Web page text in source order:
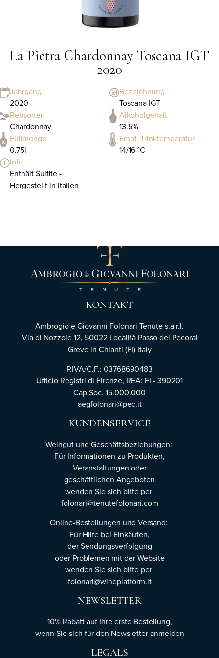
La Pietra Chardonnay Toscana IGT
2020
Jahrgang
2020
Bezeichnung
Toscana IGT
Rebsorten
Chardonnay
Alkoholgehalt
13.5%
Füllmenge
0.75l
Empf. Trinktemperatur
14/16 °C
Info
Enthält Sulfite -
Hergestellt in Italien
KONTAKT
Ambrogio e Giovanni Folonari Tenute s.a.r.l.
Via di Nozzole 12, 50022 Località Passo dei Pecorai
Greve in Chianti (FI) Italy
P.IVA/C.F.: 03768690483
Ufficio Registri di Firenze, REA: FI - 390201
Cap.Soc. 15.000.000
aegfolonari@pec.it
KUNDENSERVICE
Weingut und Geschäftsbeziehungen:
Für Informationen zu Produkten,
Veranstaltungen oder
geschäftlichen Angeboten
wenden Sie sich bitte per:
folonari@tenutefolonari.com
Online-Bestellungen und Versand:
Für Hilfe bei Einkäufen,
der Sendungsverfolgung
oder Problemen mit der Website
wenden Sie sich bitte per:
folonari@wineplatform.it
NEWSLETTER
10% Rabatt auf Ihre erste Bestellung,
wenn Sie sich für den Newsletteranmelden
LEGALS